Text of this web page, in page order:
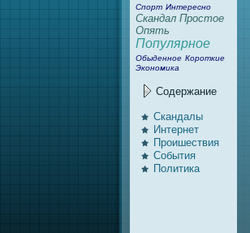
Спорт Интересно
Скандал Простое
Опять
Популярное
Обыденное Короткие
Экономика
Содержание
Скандалы
Интернeт
Проишествия
События
Политика